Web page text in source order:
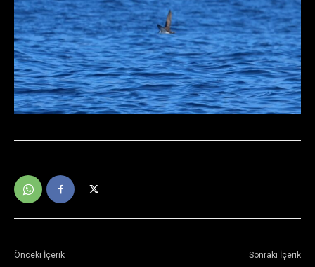
Önceki İçerik Sonraki İçerik